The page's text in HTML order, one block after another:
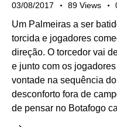
03/08/2017
89 Views
Um Palmeiras a ser
torcida e jogadores
direção. O torcedor vai
e junto com os
vontade na sequência
desconforto fora de
de pensar no Botafogo